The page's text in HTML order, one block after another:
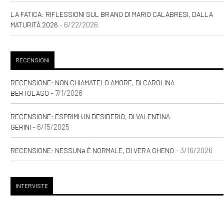
LA FATICA: RIFLESSIONI SUL BRANO DI MARIO CALABRESI, DALLA
MATURITÀ 2026 - 6/22/2026
RECENSIONI
RECENSIONE: NON CHIAMATELO AMORE, DI CAROLINA
BERTOLASO - 7/1/2026
RECENSIONE: ESPRIMI UN DESIDERIO, DI VALENTINA
GERINI - 6/15/2025
RECENSIONE: NESSUNƏ È NORMALE, DI VERA GHENO - 3/16/2026
INTERVISTE